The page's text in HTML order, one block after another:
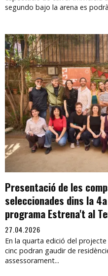
segundo bajo la arena es
Presentació de les
seleccionades dins la
programa Estrena't al
27.04.2026
En la quarta edició del
cinc podran gaudir de
assessorament...